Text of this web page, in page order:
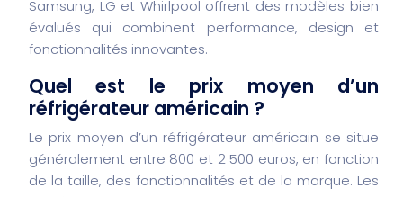
Samsung, LG et Whirlpool offrent des modèles bien
évalués qui combinent performance, design et
fonctionnalités innovantes.
Quel est le prix moyen d’un
réfrigérateur américain ?
Le prix moyen d’un réfrigérateur américain se situe
généralement entre 800 et 2 500 euros, en fonction
de la taille, des fonctionnalités et de la marque. Les